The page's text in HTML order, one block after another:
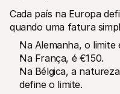
Cada país na Europa
quando uma fatura
Na Alemanha, o limite
Na França, é €150.
Na Bélgica, a
define o limite.